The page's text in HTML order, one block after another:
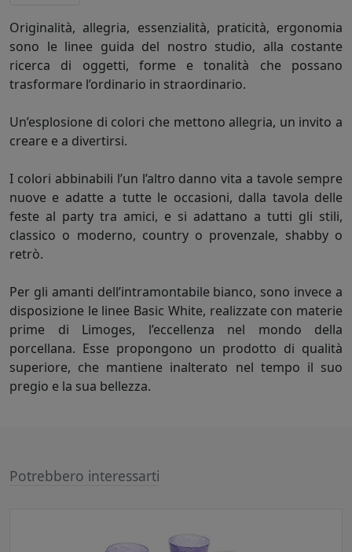
Originalità, allegria, essenzialità, praticità, ergonomia
sono le linee guida del nostro studio, alla costante
ricerca di oggetti, forme e tonalità che possano
trasformare l’ordinario in straordinario.
Un’esplosione di colori che mettono allegria, un invito a
creare e a divertirsi.
I colori abbinabili l’un l’altro danno vita a tavole sempre
nuove e adatte a tutte le occasioni, dalla tavola delle
feste al party tra amici, e si adattano a tutti gli stili,
classico o moderno, country o provenzale, shabby o
retrò.
Per gli amanti dell’intramontabile bianco, sono invece a
disposizione le linee Basic White, realizzate con materie
prime di Limoges, l’eccellenza nel mondo della
porcellana. Esse propongono un prodotto di qualità
superiore, che mantiene inalterato nel tempo il suo
pregio e la sua bellezza.
Potrebbero interessarti